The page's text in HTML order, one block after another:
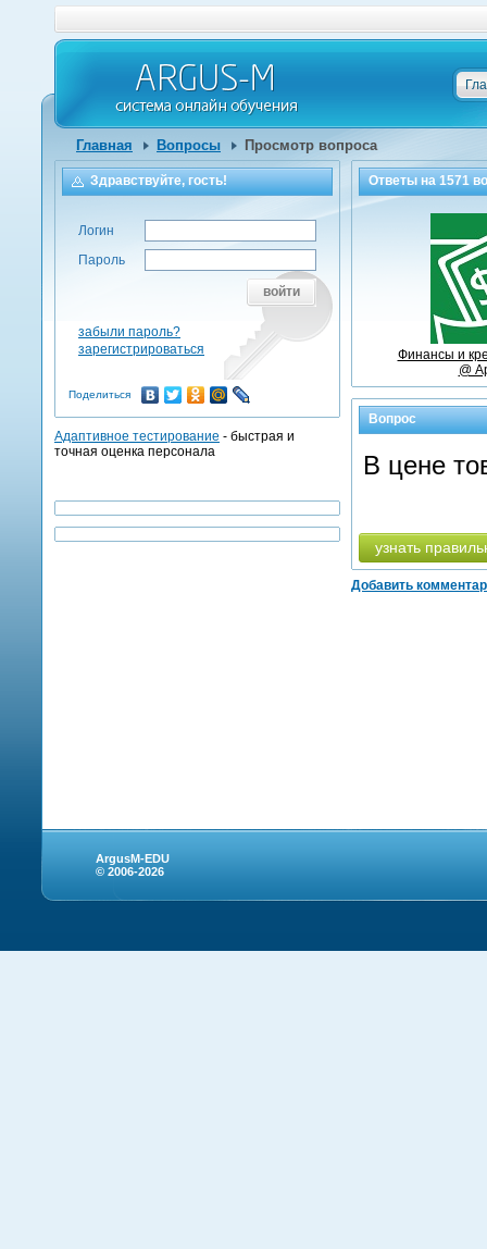
Главная Вопросы Просмотр вопроса
Ответы на1571
Финансы и
@
Вопрос
В цене
узнать
Добавить
Здравствуйте, гость!
Логин
Пароль
войти
забыли пароль?
зарегистрироваться
Поделиться
Адаптивное тестирование - быстрая и
точная оценка персонала
ArgusM-EDU
© 2006-2026